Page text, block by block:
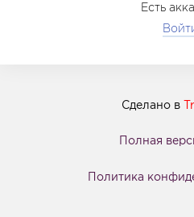
Есть
Сделано в
Полная
Политика